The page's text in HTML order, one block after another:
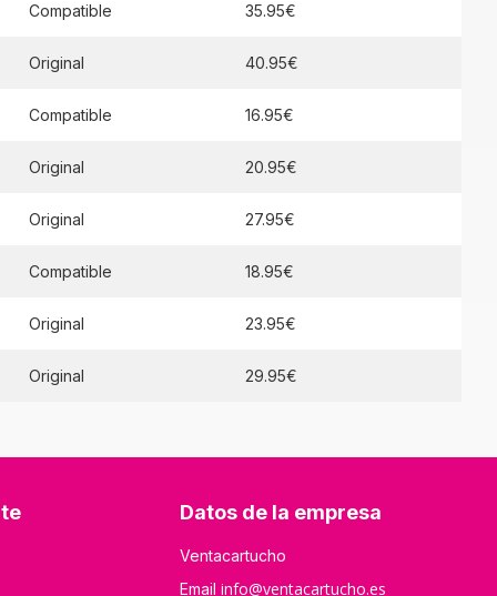
Compatible 35.95€
Original 40.95€
Compatible 16.95€
Original 20.95€
Original 27.95€
Compatible 18.95€
Original 23.95€
Original 29.95€
Datos de la empresa
Ventacartucho
Email info@ventacartucho.es